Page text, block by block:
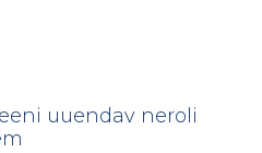
uuendav neroli